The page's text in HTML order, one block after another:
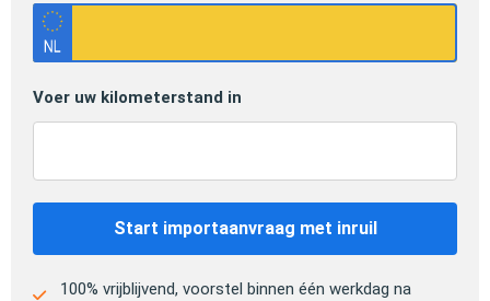
Voer uw kilometerstand in
Start importaanvraag met inruil
100% vrijblijvend, voorstel binnen één werkdag na